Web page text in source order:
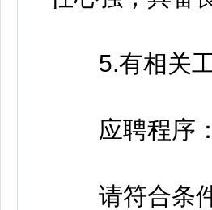
5.有相关工
应聘程序：
请符合条件